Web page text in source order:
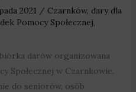
2021 / Czarnków, dary dla
Pomocy Społecznej,
darów organizowana
Społecznej w Czarnkowie.
do seniorów, osób